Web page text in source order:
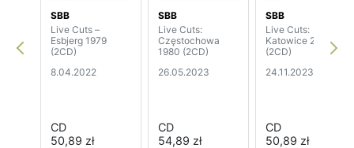
SBB
Live Cuts –
Esbjerg 1979
(2CD)
8.04.2022
CD
50,89 zł
SBB
Live Cuts:
Częstochowa
1980 (2CD)
26.05.2023
CD
54,89 zł
SBB
Live Cuts:
Katowice 2012
(2CD)
24.11.2023
CD
50,89 zł